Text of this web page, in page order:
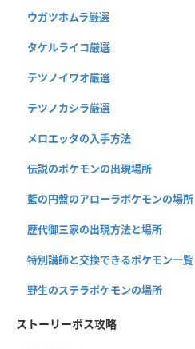
ウガツホムラ厳選
タケルライコ厳選
テツノイワオ厳選
テツノカシラ厳選
メロエッタの入手方法
伝説のポケモンの出現場所
藍の円盤のアローラポケモンの場所
歴代御三家の出現方法と場所
特別講師と交換できるポケモン一覧
野生のステラポケモンの場所
ストーリーボス攻略